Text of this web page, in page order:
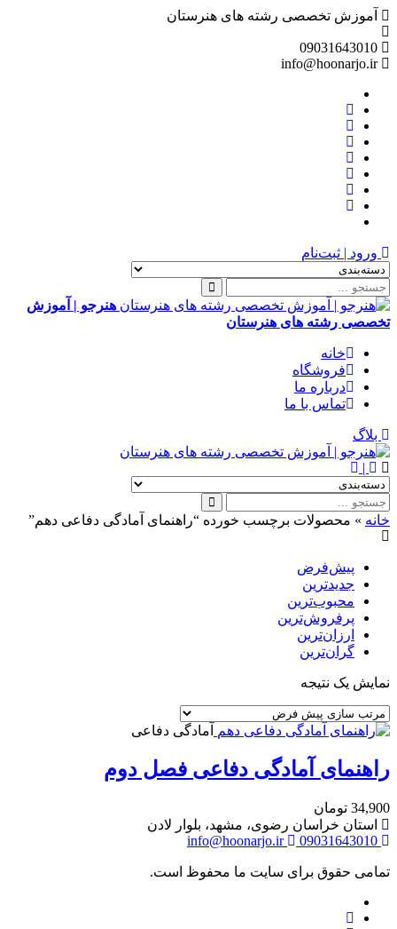
آموزش تخصصی رشته های هنرستان
09031643010
info@hoonarjo.ir
ورود | ثبت‌نام
هنرجو | آموزش
تخصصی رشته های هنرستان
خانه
فروشگاه
درباره ما
تماس با ما
بلاگ
|
خانه » محصولات برچسب خورده “راهنمای آمادگی دفاعی دهم”
پیش‌فرض
جدیدترین
محبوب‌ترین
پرفروش‌ترین
ارزان‌ترین
گران‌ترین
نمایش یک نتیجه
آمادگی دفاعی
راهنمای آمادگی دفاعی فصل دوم
34,900 تومان
استان خراسان رضوی، مشهد، بلوار لادن
09031643010
info@hoonarjo.ir
تمامی حقوق برای سایت ما محفوظ است.